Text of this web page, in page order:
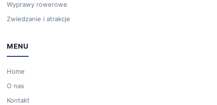
Wyprawy rowerowe
Zwiedzanie i atrakcje
MENU
Home
O nas
Kontakt